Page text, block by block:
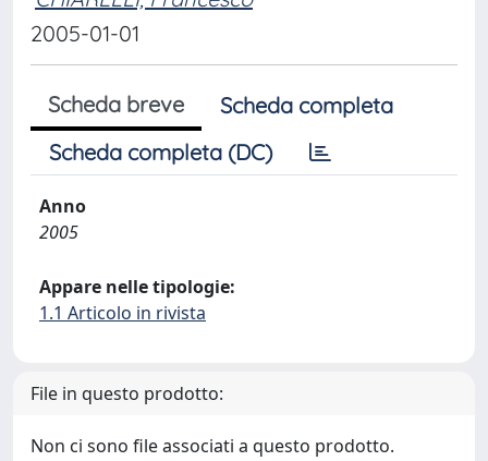
2005-01-01
Scheda breve
Scheda completa
Scheda completa (DC)
Anno
2005
Appare nelle tipologie:
1.1 Articolo in rivista
File in questo prodotto:
Non ci sono file associati a questo prodotto.